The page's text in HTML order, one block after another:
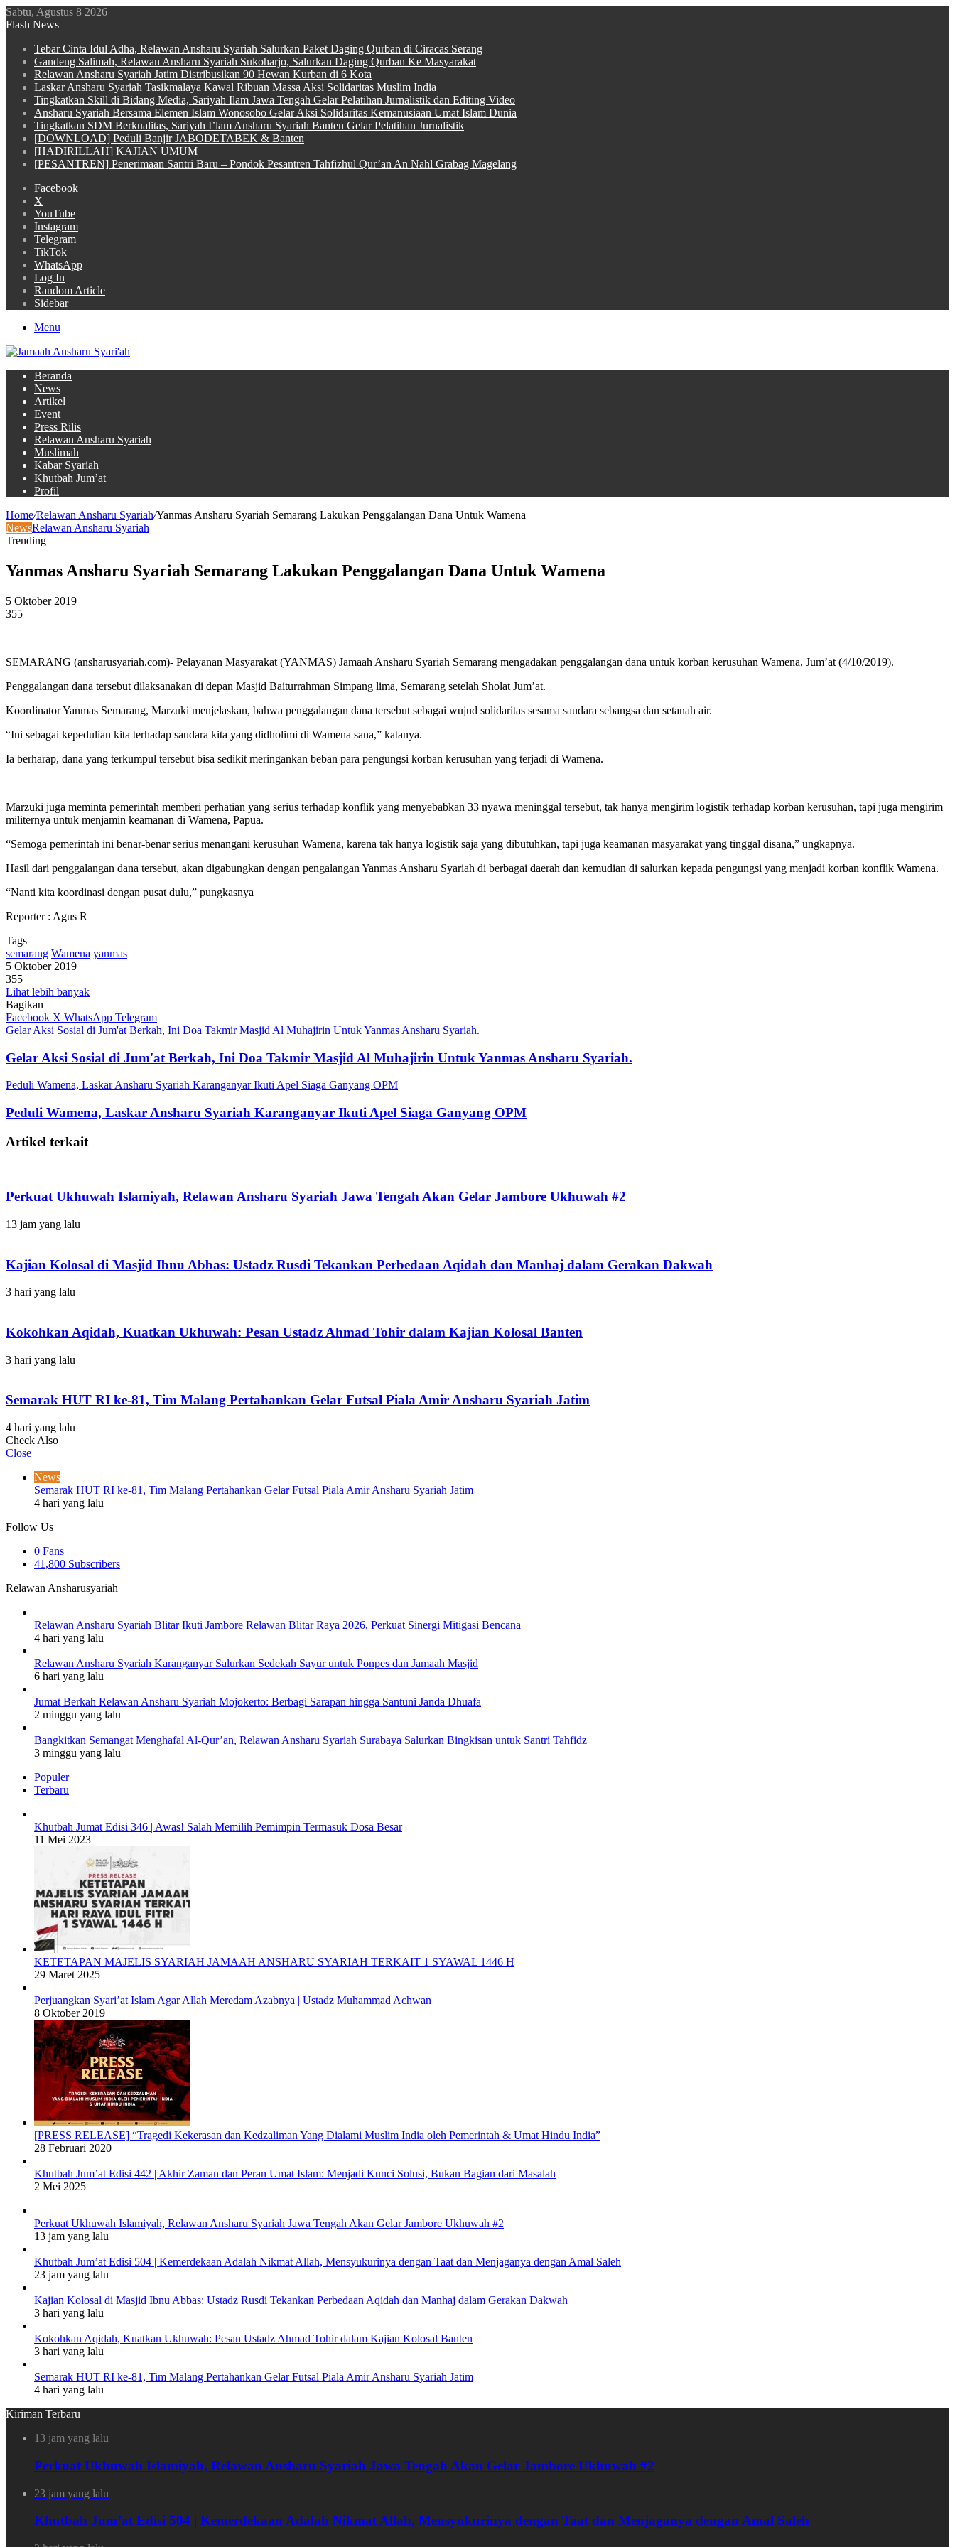
Sabtu, Agustus 8 2026
Flash News
Tebar Cinta Idul Adha, Relawan Ansharu Syariah Salurkan Paket Daging Qurban di Ciracas Serang
Gandeng Salimah, Relawan Ansharu Syariah Sukoharjo, Salurkan Daging Qurban Ke Masyarakat
Relawan Ansharu Syariah Jatim Distribusikan 90 Hewan Kurban di 6 Kota
Laskar Ansharu Syariah Tasikmalaya Kawal Ribuan Massa Aksi Solidaritas Muslim India
Tingkatkan Skill di Bidang Media, Sariyah Ilam Jawa Tengah Gelar Pelatihan Jurnalistik dan Editing Video
Ansharu Syariah Bersama Elemen Islam Wonosobo Gelar Aksi Solidaritas Kemanusiaan Umat Islam Dunia
Tingkatkan SDM Berkualitas, Sariyah I’lam Ansharu Syariah Banten Gelar Pelatihan Jurnalistik
[DOWNLOAD] Peduli Banjir JABODETABEK & Banten
[HADIRILLAH] KAJIAN UMUM
[PESANTREN] Penerimaan Santri Baru – Pondok Pesantren Tahfizhul Qur’an An Nahl Grabag Magelang
Facebook
X
YouTube
Instagram
Telegram
TikTok
WhatsApp
Log In
Random Article
Sidebar
Menu
Beranda
News
Artikel
Event
Press Rilis
Relawan Ansharu Syariah
Muslimah
Kabar Syariah
Khutbah Jum’at
Profil
Home/Relawan Ansharu Syariah/Yanmas Ansharu Syariah Semarang Lakukan Penggalangan Dana Untuk Wamena
NewsRelawan Ansharu Syariah
Trending
Yanmas Ansharu Syariah Semarang Lakukan Penggalangan Dana Untuk Wamena
5 Oktober 2019
355
SEMARANG (ansharusyariah.com)- Pelayanan Masyarakat (YANMAS) Jamaah Ansharu Syariah Semarang mengadakan penggalangan dana untuk korban kerusuhan Wamena, Jum’at (4/10/2019).
Penggalangan dana tersebut dilaksanakan di depan Masjid Baiturrahman Simpang lima, Semarang setelah Sholat Jum’at.
Koordinator Yanmas Semarang, Marzuki menjelaskan, bahwa penggalangan dana tersebut sebagai wujud solidaritas sesama saudara sebangsa dan setanah air.
“Ini sebagai kepedulian kita terhadap saudara kita yang didholimi di Wamena sana,” katanya.
Ia berharap, dana yang terkumpul tersebut bisa sedikit meringankan beban para pengungsi korban kerusuhan yang terjadi di Wamena.
Marzuki juga meminta pemerintah memberi perhatian yang serius terhadap konflik yang menyebabkan 33 nyawa meninggal tersebut, tak hanya mengirim logistik terhadap korban kerusuhan, tapi juga mengirim
militernya untuk menjamin keamanan di Wamena, Papua.
“Semoga pemerintah ini benar-benar serius menangani kerusuhan Wamena, karena tak hanya logistik saja yang dibutuhkan, tapi juga keamanan masyarakat yang tinggal disana,” ungkapnya.
Hasil dari penggalangan dana tersebut, akan digabungkan dengan pengalangan Yanmas Ansharu Syariah di berbagai daerah dan kemudian di salurkan kepada pengungsi yang menjadi korban konflik Wamena.
“Nanti kita koordinasi dengan pusat dulu,” pungkasnya
Reporter : Agus R
Tags
semarang Wamena yanmas
5 Oktober 2019
355
Lihat lebih banyak
Bagikan
Facebook X WhatsApp Telegram
Gelar Aksi Sosial di Jum'at Berkah, Ini Doa Takmir Masjid Al Muhajirin Untuk Yanmas Ansharu Syariah.
Gelar Aksi Sosial di Jum'at Berkah, Ini Doa Takmir Masjid Al Muhajirin Untuk Yanmas Ansharu Syariah.
Peduli Wamena, Laskar Ansharu Syariah Karanganyar Ikuti Apel Siaga Ganyang OPM
Peduli Wamena, Laskar Ansharu Syariah Karanganyar Ikuti Apel Siaga Ganyang OPM
Artikel terkait
Perkuat Ukhuwah Islamiyah, Relawan Ansharu Syariah Jawa Tengah Akan Gelar Jambore Ukhuwah #2
13 jam yang lalu
Kajian Kolosal di Masjid Ibnu Abbas: Ustadz Rusdi Tekankan Perbedaan Aqidah dan Manhaj dalam Gerakan Dakwah
3 hari yang lalu
Kokohkan Aqidah, Kuatkan Ukhuwah: Pesan Ustadz Ahmad Tohir dalam Kajian Kolosal Banten
3 hari yang lalu
Semarak HUT RI ke-81, Tim Malang Pertahankan Gelar Futsal Piala Amir Ansharu Syariah Jatim
4 hari yang lalu
Check Also
Close
News
Semarak HUT RI ke-81, Tim Malang Pertahankan Gelar Futsal Piala Amir Ansharu Syariah Jatim
4 hari yang lalu
Follow Us
0 Fans
41,800 Subscribers
Relawan Ansharusyariah
Relawan Ansharu Syariah Blitar Ikuti Jambore Relawan Blitar Raya 2026, Perkuat Sinergi Mitigasi Bencana
4 hari yang lalu
Relawan Ansharu Syariah Karanganyar Salurkan Sedekah Sayur untuk Ponpes dan Jamaah Masjid
6 hari yang lalu
Jumat Berkah Relawan Ansharu Syariah Mojokerto: Berbagi Sarapan hingga Santuni Janda Dhuafa
2 minggu yang lalu
Bangkitkan Semangat Menghafal Al-Qur’an, Relawan Ansharu Syariah Surabaya Salurkan Bingkisan untuk Santri Tahfidz
3 minggu yang lalu
Populer
Terbaru
Khutbah Jumat Edisi 346 | Awas! Salah Memilih Pemimpin Termasuk Dosa Besar
11 Mei 2023
KETETAPAN MAJELIS SYARIAH JAMAAH ANSHARU SYARIAH TERKAIT 1 SYAWAL 1446 H
29 Maret 2025
Perjuangkan Syari’at Islam Agar Allah Meredam Azabnya | Ustadz Muhammad Achwan
8 Oktober 2019
[PRESS RELEASE] “Tragedi Kekerasan dan Kedzaliman Yang Dialami Muslim India oleh Pemerintah & Umat Hindu India”
28 Februari 2020
Khutbah Jum’at Edisi 442 | Akhir Zaman dan Peran Umat Islam: Menjadi Kunci Solusi, Bukan Bagian dari Masalah
2 Mei 2025
Perkuat Ukhuwah Islamiyah, Relawan Ansharu Syariah Jawa Tengah Akan Gelar Jambore Ukhuwah #2
13 jam yang lalu
Khutbah Jum’at Edisi 504 | Kemerdekaan Adalah Nikmat Allah, Mensyukurinya dengan Taat dan Menjaganya dengan Amal Saleh
23 jam yang lalu
Kajian Kolosal di Masjid Ibnu Abbas: Ustadz Rusdi Tekankan Perbedaan Aqidah dan Manhaj dalam Gerakan Dakwah
3 hari yang lalu
Kokohkan Aqidah, Kuatkan Ukhuwah: Pesan Ustadz Ahmad Tohir dalam Kajian Kolosal Banten
3 hari yang lalu
Semarak HUT RI ke-81, Tim Malang Pertahankan Gelar Futsal Piala Amir Ansharu Syariah Jatim
4 hari yang lalu
Kiriman Terbaru
13 jam yang lalu
Perkuat Ukhuwah Islamiyah, Relawan Ansharu Syariah Jawa Tengah Akan Gelar Jambore Ukhuwah #2
23 jam yang lalu
Khutbah Jum’at Edisi 504 | Kemerdekaan Adalah Nikmat Allah, Mensyukurinya dengan Taat dan Menjaganya dengan Amal Saleh